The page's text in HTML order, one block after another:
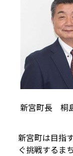
新宮町長 桐
新宮町は目指
ぐ挑戦するま